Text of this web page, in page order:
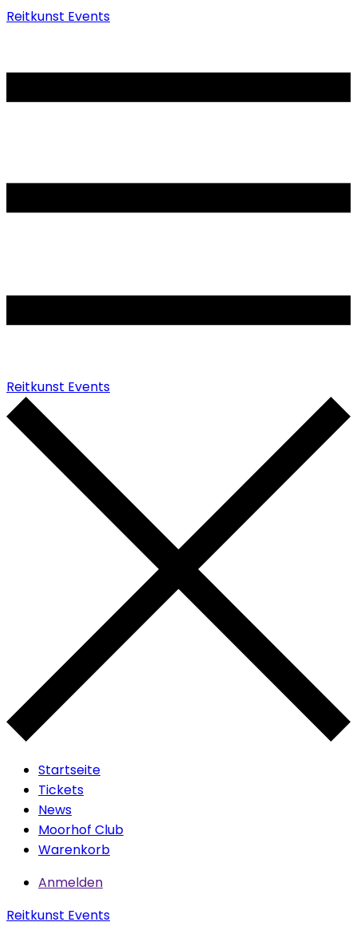
Reitkunst Events
Reitkunst Events
Startseite
Tickets
News
Moorhof Club
Warenkorb
Anmelden
Reitkunst Events